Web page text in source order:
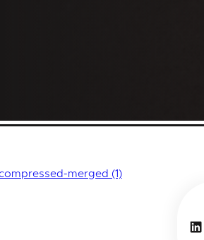
merged (1)